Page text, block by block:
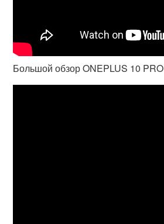
Большой обзор ONEPLUS 10 PRO